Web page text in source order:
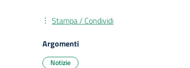
Stampa / Condividi
Argomenti
Notizie